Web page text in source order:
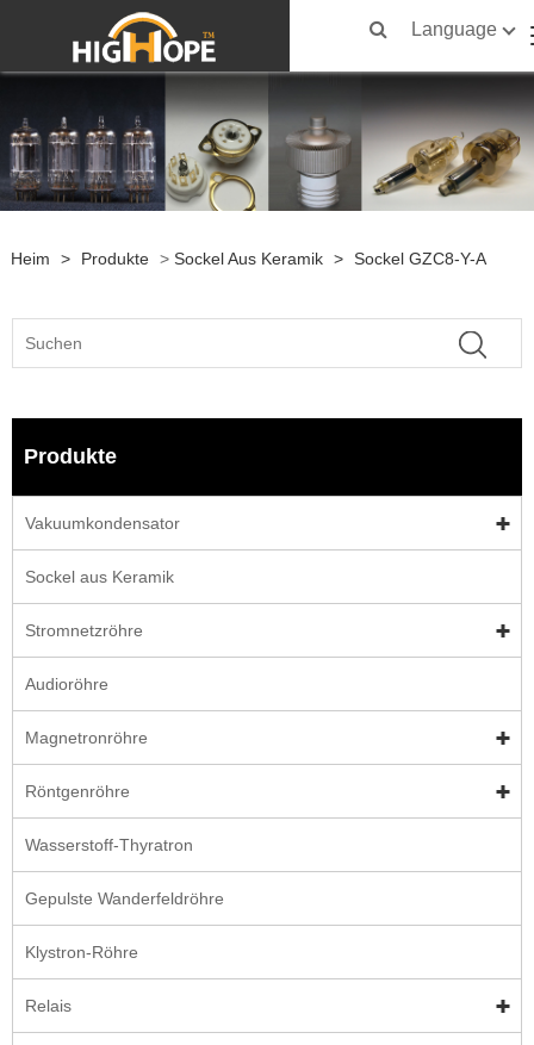
Language
Heim > Produkte > Sockel Aus Keramik > Sockel GZC8-Y-A
Produkte
Vakuumkondensator
Sockel aus Keramik
Stromnetzröhre
Audioröhre
Magnetronröhre
Röntgenröhre
Wasserstoff-Thyratron
Gepulste Wanderfeldröhre
Klystron-Röhre
Relais